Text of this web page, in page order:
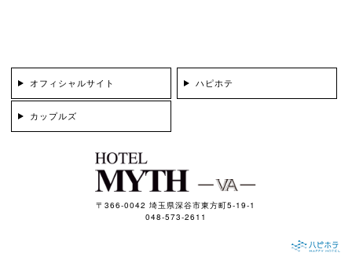
オフィシャルサイト ハピホテ
カップルズ
〒366-0042 埼玉県深谷市東方町5-19-1
048-573-2611